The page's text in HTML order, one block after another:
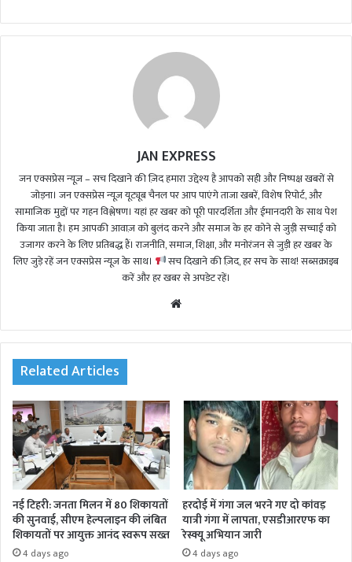
JAN EXPRESS
जन एक्सप्रेस न्यूज़ – सच दिखाने की ज़िद हमारा उद्देश्य है आपको सही और निष्पक्ष खबरों से
जोड़ना। जन एक्सप्रेस न्यूज़ यूट्यूब चैनल पर आप पाएंगे ताजा खबरें, विशेष रिपोर्ट, और
सामाजिक मुद्दों पर गहन विश्लेषण। यहां हर खबर को पूरी पारदर्शिता और ईमानदारी के साथ पेश
किया जाता है। हम आपकी आवाज़ को बुलंद करने और समाज के हर कोने से जुड़ी सच्चाई को
उजागर करने के लिए प्रतिबद्ध हैं। राजनीति, समाज, शिक्षा, और मनोरंजन से जुड़ी हर खबर के
लिए जुड़े रहें जन एक्सप्रेस न्यूज़ के साथ।
सच दिखाने की ज़िद, हर सच के साथ! सब्सक्राइब
करें और हर खबर से अपडेट रहें।
te
Related Articles
नई टिहरी: जनता मिलन में 80 शिकायतों
की सुनवाई, सीएम हेल्पलाइन की लंबित
शिकायतों पर आयुक्त आनंद स्वरूप सख्त
4 days ago
हरदोई में गंगा जल भरने गए दो कांवड़
यात्री गंगा में लापता, एसडीआरएफ का
रेस्क्यू अभियान जारी
4 days ago